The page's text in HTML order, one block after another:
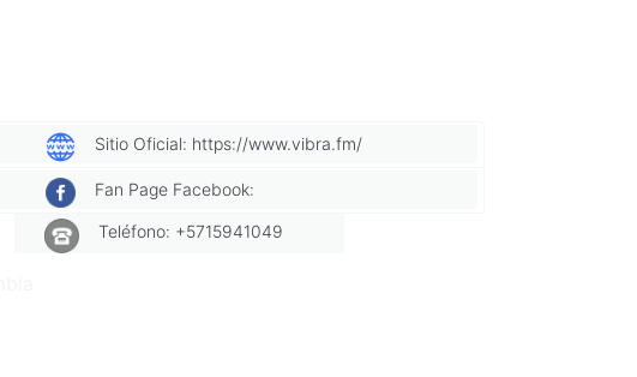
Sitio Oficial: https://www.vibra.fm/
Fan Page Facebook:
Teléfono: +5715941049